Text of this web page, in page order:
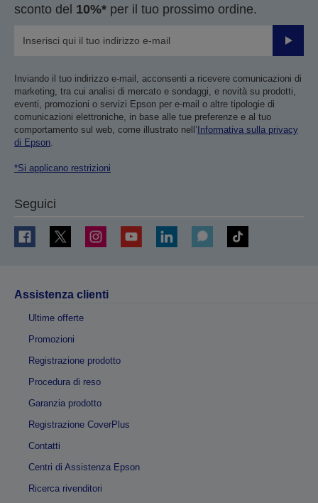
sconto del 10%* per il tuo prossimo ordine.
Invia
Inviando il tuo indirizzo e-mail, acconsenti a ricevere comunicazioni di
marketing, tra cui analisi di mercato e sondaggi, e novità su prodotti,
eventi, promozioni o servizi Epson per e-mail o altre tipologie di
comunicazioni elettroniche, in base alle tue preferenze e al tuo
comportamento sul web, come illustrato nell’ Informativa sulla privacy
di Epson
*Si applicano restrizioni
Seguici
Assistenza clienti
Ultime offerte
Promozioni
Registrazione prodotto
Procedura di reso
Garanzia prodotto
Registrazione CoverPlus
Contatti
Centri di Assistenza Epson
Ricerca rivenditori